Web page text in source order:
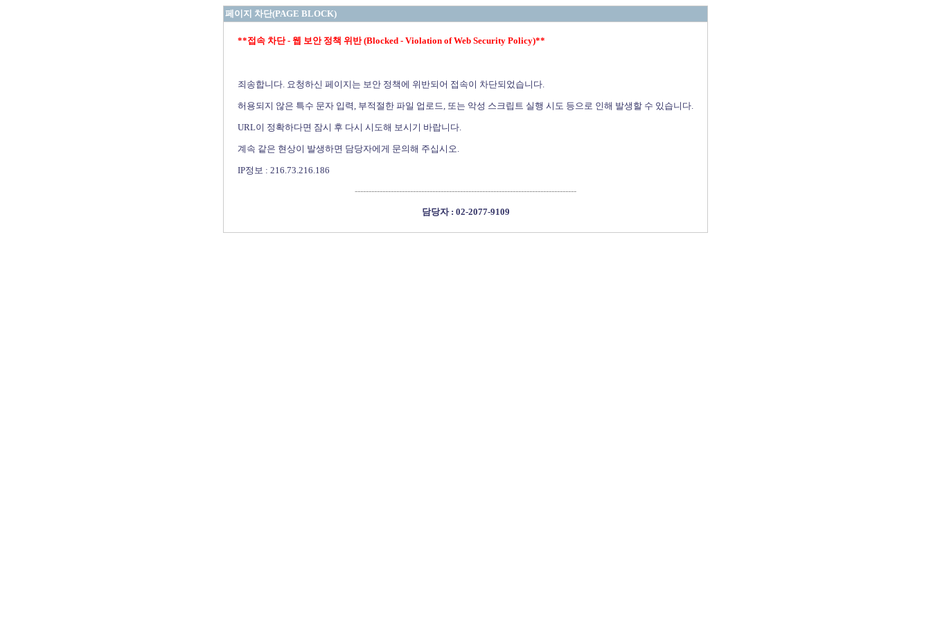
페이지 차단(PAGE BLOCK)
**접속 차단 - 웹 보안 정책 위반 (Blocked - Violation of Web Security Policy)**
죄송합니다. 요청하신 페이지는 보안 정책에 위반되어 접속이 차단되었습니다.
허용되지 않은 특수 문자 입력, 부적절한 파일 업로드, 또는 악성 스크립트 실행 시도 등으로 인해 발생할 수 있습니다.
URL이 정확하다면 잠시 후 다시 시도해 보시기 바랍니다.
계속 같은 현상이 발생하면 담당자에게 문의해 주십시오.
IP정보 : 216.73.216.186
--------------------------------------------------------------------------------
담당자 : 02-2077-9109